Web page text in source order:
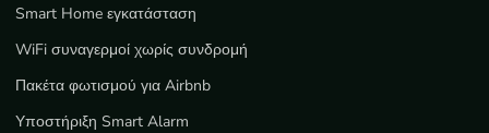
Smart Home εγκατάσταση
WiFi συναγερμοί χωρίς συνδρομή
Πακέτα φωτισμού για Airbnb
Υποστήριξη Smart Alarm